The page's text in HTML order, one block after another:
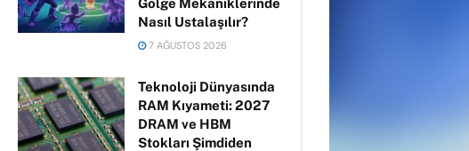
Gölge Mekaniklerinde
Nasıl Ustalaşılır?
7 AĞUSTOS 2026
Teknoloji Dünyasında
RAM Kıyameti: 2027
DRAM ve HBM
Stokları Şimdiden